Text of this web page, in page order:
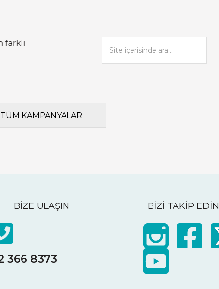
farklı
TÜM KAMPANYALAR
BİZE ULAŞIN
366 8373
BİZİ TAKİP EDİN